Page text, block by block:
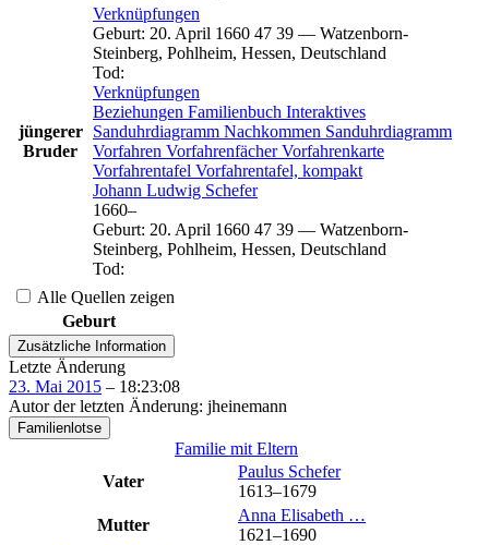
jüngerer
Bruder
Verknüpfungen
Geburt: 20. April 1660 47 39 — Watzenborn-
Steinberg, Pohlheim, Hessen, Deutschland
Tod:
Verknüpfungen
Beziehungen Familienbuch Interaktives
Sanduhrdiagramm Nachkommen Sanduhrdiagramm
Vorfahren VorfahrenfächerVorfahrenkarte
Vorfahrentafel Vorfahrentafel, kompakt
Johann Ludwig Schefer
1660–
Geburt: 20. April 1660 47 39 — Watzenborn-
Steinberg, Pohlheim, Hessen, Deutschland
Tod:
Alle Quellen zeigen
Geburt
Zusätzliche Information
Letzte Änderung
23. Mai 2015 – 18:23:08
Autor der letzten Änderung: jheinemann
Familienlotse
Familie mit Eltern
Vater
Paulus Schefer
1613–1679
Mutter
Anna Elisabeth …
1621–1690